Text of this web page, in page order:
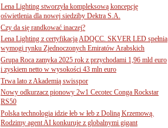
Lena Lighting stworzyła kompleksową koncepcję
oświetlenia dla nowej siedziby Dektra S.A.
Czy da się randkować inaczej?
Lena Lighting z certyfikacją ADQCC. SKVER LED spełnia
wymogi rynku Zjednoczonych Emiratów Arabskich
Grupa Roca zamyka 2025 rok z przychodami 1,96 mld euro
i zyskiem netto w wysokości 43 mln euro
Trwa lato z Akademią swisspor
Nowy odkurzacz pionowy 2w1 Cecotec Conga Rockstar
RS50
Polska technologia idzie łeb w łeb z Doliną Krzemową.
Rodzimy agent AI konkuruje z globalnymi gigant